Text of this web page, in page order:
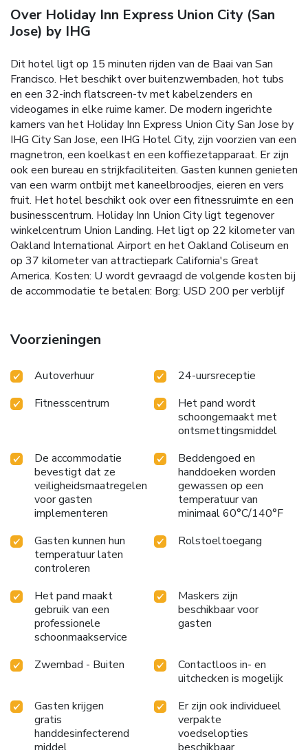
Over Holiday Inn Express Union City (San
Jose) by IHG
Dit hotel ligt op 15 minuten rijden van de Baai van San
Francisco. Het beschikt over buitenzwembaden, hot tubs
en een 32-inch flatscreen-tv met kabelzenders en
videogames in elke ruime kamer. De modern ingerichte
kamers van het Holiday Inn Express Union City San Jose by
IHG City San Jose, een IHG Hotel City, zijn voorzien van een
magnetron, een koelkast en een koffiezetapparaat. Er zijn
ook een bureau en strijkfaciliteiten. Gasten kunnen genieten
van een warm ontbijt met kaneelbroodjes, eieren en vers
fruit. Het hotel beschikt ook over een fitnessruimte en een
businesscentrum. Holiday Inn Union City ligt tegenover
winkelcentrum Union Landing. Het ligt op 22 kilometer van
Oakland International Airport en het Oakland Coliseum en
op 37 kilometer van attractiepark California's Great
America. Kosten: U wordt gevraagd de volgende kosten bij
de accommodatie te betalen: Borg: USD 200 per verblijf
Voorzieningen
Autoverhuur
24-uursreceptie
Fitnesscentrum
Het pand wordt
schoongemaakt met
ontsmettingsmiddel
De accommodatie
bevestigt dat ze
veiligheidsmaatregelen
voor gasten
implementeren
Beddengoed en
handdoeken worden
gewassen op een
temperatuur van
minimaal 60°C/140°F
Gasten kunnen hun
temperatuur laten
controleren
Rolstoeltoegang
Het pand maakt
gebruik van een
professionele
schoonmaakservice
Maskers zijn
beschikbaar voor
gasten
Zwembad - Buiten
Contactloos in- en
uitchecken is mogelijk
Gasten krijgen
gratis
handdesinfecterend
Er zijn ook individueel
verpakte
voedselopties